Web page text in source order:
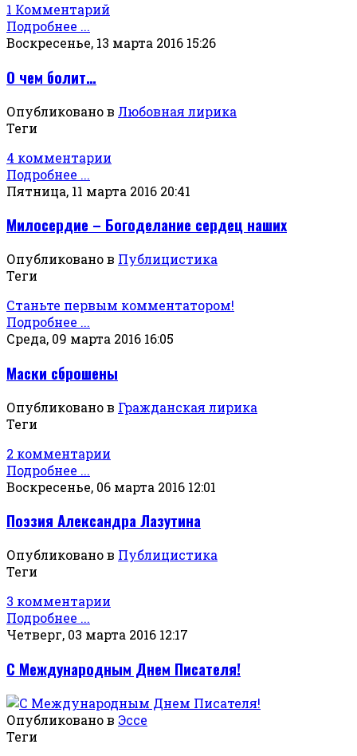
1 Комментарий
Подробнее ...
Воскресенье, 13 марта 2016 15:26
О чем болит…
Опубликовано в Любовная лирика
Теги
4 комментарии
Подробнее ...
Пятница, 11 марта 2016 20:41
Милосердие – Богоделание сердец наших
Опубликовано в Публицистика
Теги
Станьте первым комментатором!
Подробнее ...
Среда, 09 марта 2016 16:05
Маски сброшены
Опубликовано в Гражданская лирика
Теги
2 комментарии
Подробнее ...
Воскресенье, 06 марта 2016 12:01
Поэзия Александра Лазутина
Опубликовано в Публицистика
Теги
3 комментарии
Подробнее ...
Четверг, 03 марта 2016 12:17
С Международным Днем Писателя!
Опубликовано в Эссе
Теги